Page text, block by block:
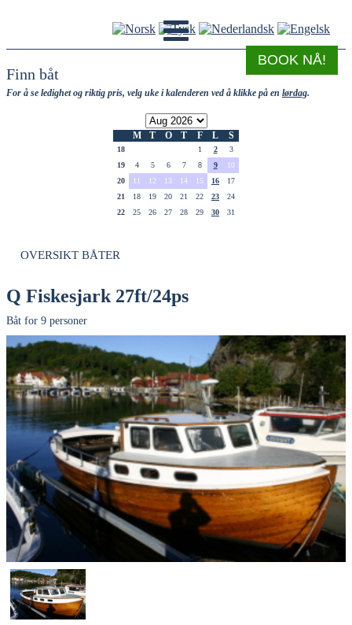
BOOK NÅ!
Finn båt
For å se ledighet og riktig pris, velg uke i kalenderen ved å klikke på en lørdag.
M T O T F L S
18 1 2
3
19
4 5 6 7 8 9
10
20
11 12 13 14 15 16
17
21
18 19 20 21 22 23
24
22
25 26 27 28 29 30 31
OVERSIKT BÅTER
Q Fiskesjark 27ft/24ps
Båt for 9 personer